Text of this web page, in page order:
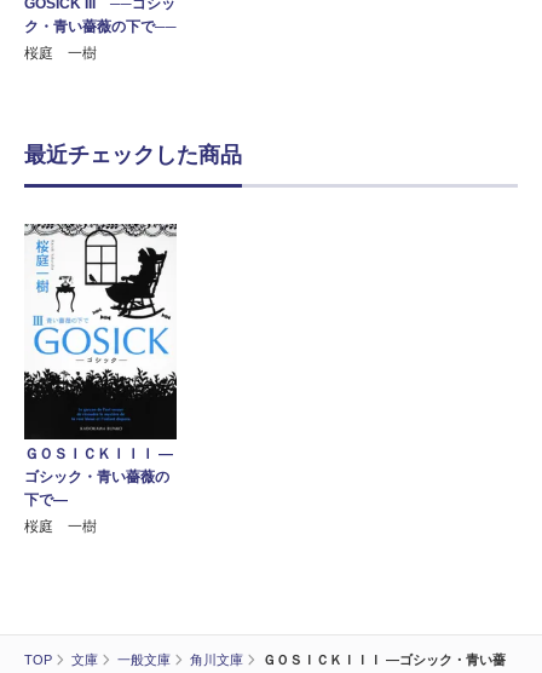
TOP 文庫 一般文庫 角川文庫 ＧＯＳＩＣＫＩＩＩ ―ゴシック・青い薔
ク・青い薔薇の下で──
桜庭 一樹
最近チェックした商品
ＧＯＳＩＣＫＩＩＩ ―
ゴシック・青い薔薇の
下で―
桜庭 一樹